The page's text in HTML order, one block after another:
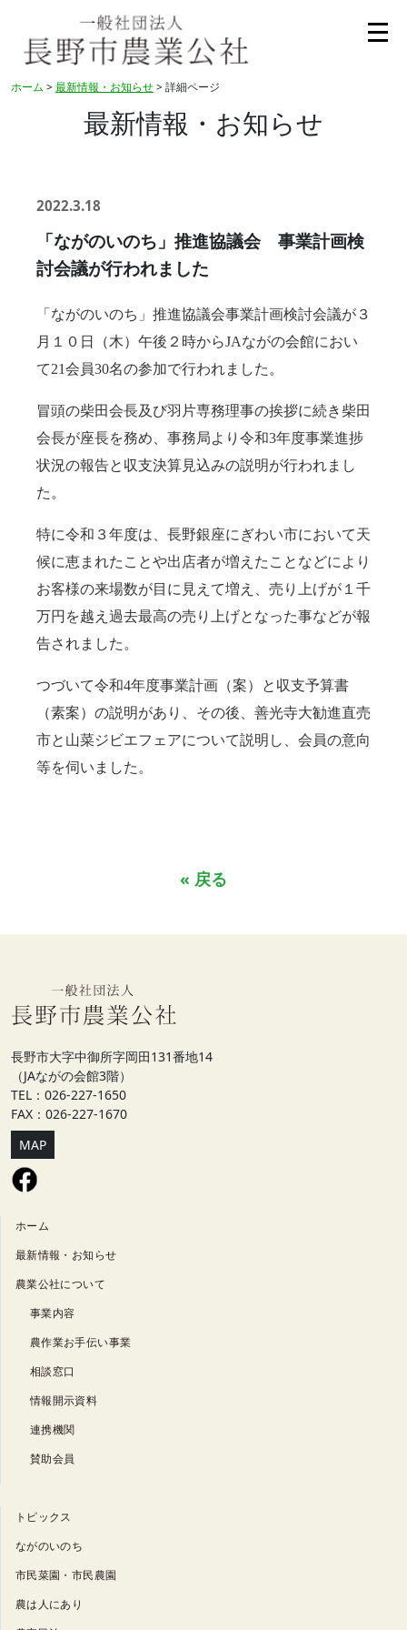
ホーム >最新情報・お知らせ> 詳細ページ
最新情報・お知らせ
2022.3.18
「ながのいのち」推進協議会 事業計画検
討会議が行われました
「ながのいのち」推進協議会事業計画検討会議が３
月１０日（木）午後２時からJAながの会館におい
て21会員30名の参加で行われました。
冒頭の柴田会長及び羽片専務理事の挨拶に続き柴田
会長が座長を務め、事務局より令和3年度事業進捗
状況の報告と収支決算見込みの説明が行われまし
た。
特に令和３年度は、長野銀座にぎわい市において天
候に恵まれたことや出店者が増えたことなどにより
お客様の来場数が目に見えて増え、売り上げが１千
万円を越え過去最高の売り上げとなった事などが報
告されました。
つづいて令和4年度事業計画（案）と収支予算書
（素案）の説明があり、その後、善光寺大勧進直売
市と山菜ジビエフェアについて説明し、会員の意向
等を伺いました。
« 戻る
長野市大字中御所字岡田131番地14
（JAながの会館3階）
TEL：026-227-1650
FAX：026-227-1670
MAP
ホーム
最新情報・お知らせ
農業公社について
事業内容
農作業お手伝い事業
相談窓口
情報開示資料
連携機関
賛助会員
トピックス
ながのいのち
市民菜園・市民農園
農は人にあり